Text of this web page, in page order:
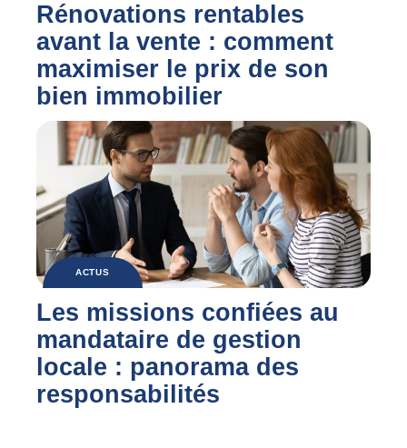
Rénovations rentables
avant la vente : comment
maximiser le prix de son
bien immobilier
ACTUS
Les missions confiées au
mandataire de gestion
locale : panorama des
responsabilités